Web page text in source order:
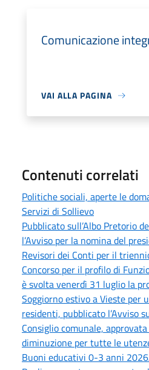
Comunicazione
VAI ALLA PAGINA
Contenuti correlati
Politiche sociali, aperte le
Servizi di Sollievo
Pubblicato sull’Albo Pretorio
l’Avviso per la nomina del
Revisori dei Conti per il
Concorso per il profilo di
è svolta venerdì 31 luglio la
Soggiorno estivo a Vieste per
residenti, pubblicato l’Avviso
Consiglio comunale,
diminuzione per tutte le
Buoni educativi 0-3 anni